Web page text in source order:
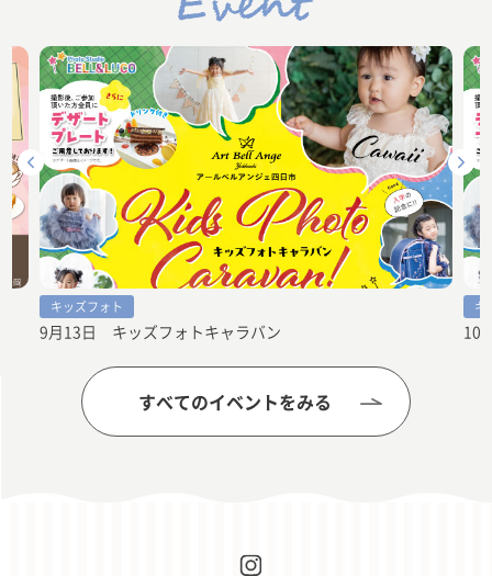
キッズフォト
9月13日 キッズフォトキャラバン
キ
10
すべてのイベントをみる